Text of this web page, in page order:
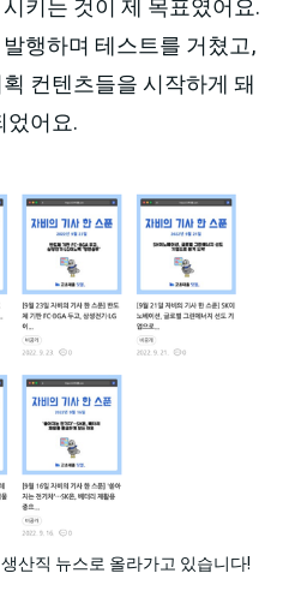
키는 것이 제 목표였어요.
행하며 테스트를 거쳤고,
컨텐츠들을 시작하게 돼
었어요.
산직 뉴스로 올라가고 있습니다!